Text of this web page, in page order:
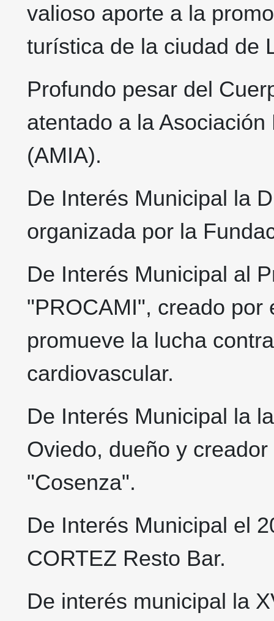
valioso aporte a la
turística de la ciudad de
Profundo pesar del
atentado a la
(AMIA).
De Interés Municipal la
organizada por la
De Interés Municipal al
"PROCAMI", creado por
promueve la lucha
cardiovascular.
De Interés Municipal la
Oviedo, dueño y
"Cosenza".
De Interés Municipal el
CORTEZ Resto Bar.
De interés municipal la